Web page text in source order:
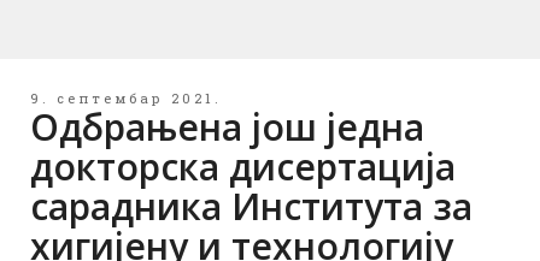
9. септембар 2021.
Одбрањена још једна
докторска дисертација
сарадника Института за
хигијену и технологију